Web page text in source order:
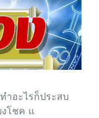
ำอะไรก็ประสบ
งโชค แ